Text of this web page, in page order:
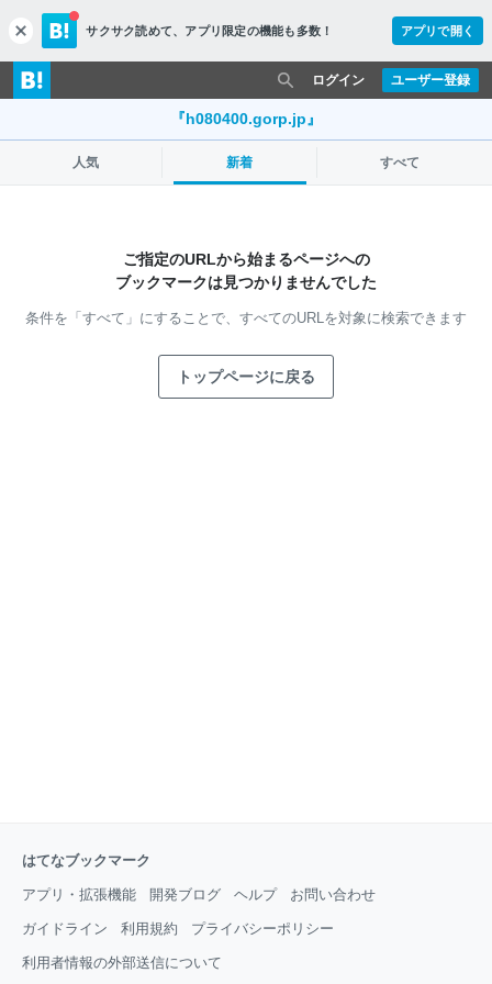
c
l
o
s
サクサク読めて、 アプリ限定の機能も多数！ アプリで開く
ユーザー登録
ログイン
『h080400.gorp.jp』
人気 新着 すべて
ご指定のURLから始まるページへの
ブックマークは見つかりませんでした
条件を「すべて」にすることで、 すべてのURLを対象に検索できます
トップページに戻る
はてなブックマーク
アプリ・拡張機能 開発ブログ ヘルプ お問い合わせ
ガイドライン 利用規約 プライバシーポリシー
利用者情報の外部送信について